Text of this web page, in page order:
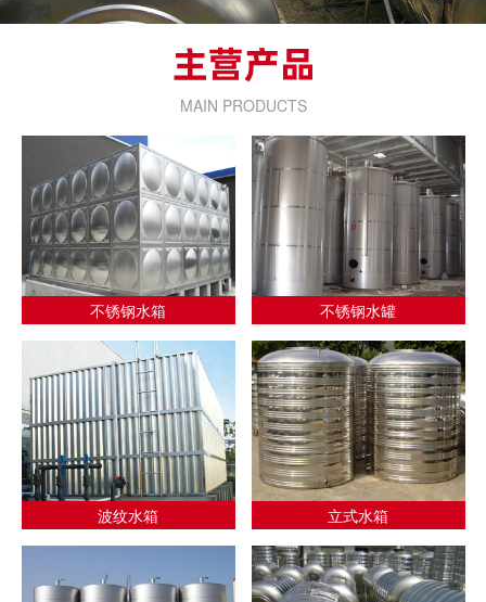
MAIN PRODUCTS
不锈钢水箱 不锈钢水罐
波纹水箱 立式水箱